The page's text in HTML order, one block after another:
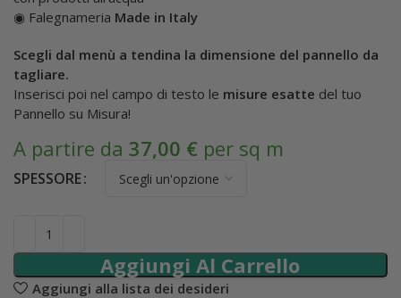
◉ Falegnameria Made in Italy
Scegli dal menù a tendina la dimensione del pannello da
tagliare.
Inserisci poi nel campo di testo le misure esatte del tuo
Pannello su Misura!
A partire da 37,00 € per sq m
SPESSORE
Aggiungi Al Carrello
Aggiungi alla lista dei desideri